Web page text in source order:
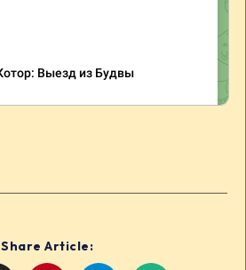
Share Article: